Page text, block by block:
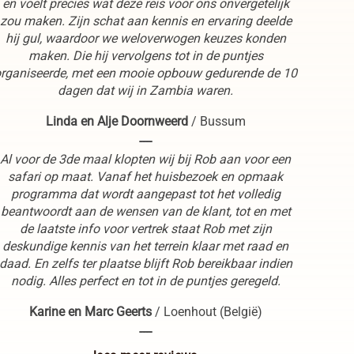
en voelt precies wat deze reis voor ons onvergetelijk
zou maken. Zijn schat aan kennis en ervaring deelde
hij gul, waardoor we weloverwogen keuzes konden
maken. Die hij vervolgens tot in de puntjes
met een mooie opbouw gedurende de 10
dagen dat wij in Zambia waren.
Linda en Alje Doornweerd / Bussum
----
Al voor de 3de maal klopten wij bij Rob aan voor een
safari op maat. Vanaf het huisbezoek en opmaak
programma dat wordt aangepast tot het volledig
beantwoordt aan de wensen van de klant, tot en met
de laatste info voor vertrek staat Rob met zijn
deskundige kennis van het terrein klaar met raad en
En zelfs ter plaatse blijft Rob bereikbaar indien
nodig. Alles perfect en tot in de puntjes geregeld.
Karine en Marc Geerts / Loenhout (België)
----